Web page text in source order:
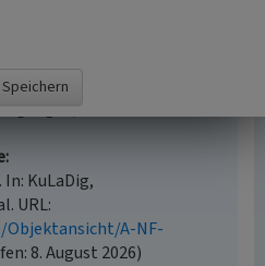
steht unter der freien
Die angezeigten
zusätzlichen
die an diesen
KuLaDig,
URL:
A-NF-
8. August 2026)